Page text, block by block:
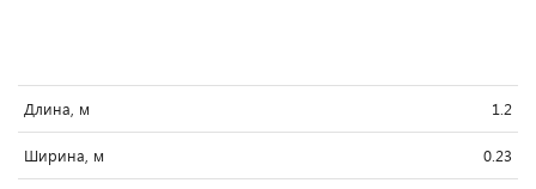
Длина, м 1.2
Ширина, м 0.23